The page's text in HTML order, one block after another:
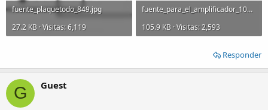
fuente_plaquetodo_849.jpg
27.2 KB · Visitas: 6,119
fuente_para_el_amplificador_100_watt_816.pdf
105.9 KB · Visitas: 2,593
Responder
G Guest